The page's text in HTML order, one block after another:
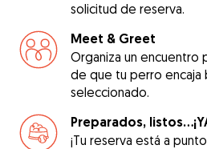
solicitud de reserva.
Meet & Greet
Organiza un encuentro
de que tu perro encaja
seleccionado.
Preparados,
¡Tu reserva está a